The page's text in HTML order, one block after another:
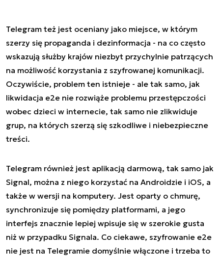
Telegram też jest oceniany jako miejsce, w którym
szerzy się propaganda i dezinformacja - na co często
wskazują służby krajów niezbyt przychylnie patrzących
na możliwość korzystania z szyfrowanej komunikacji.
Oczywiście, problem ten istnieje - ale tak samo, jak
likwidacja e2e nie rozwiąże problemu przestępczości
wobec dzieci w internecie, tak samo nie zlikwiduje
grup, na których szerzą się szkodliwe i niebezpieczne
treści.
Telegram również jest aplikacją darmową, tak samo jak
Signal, można z niego korzystać na Androidzie i iOS, a
także w wersji na komputery. Jest oparty o chmurę,
synchronizuje się pomiędzy platformami, a jego
interfejs znacznie lepiej wpisuje się w szerokie gusta
niż w przypadku Signala. Co ciekawe, szyfrowanie e2e
nie jest na Telegramie domyślnie włączone i trzeba to